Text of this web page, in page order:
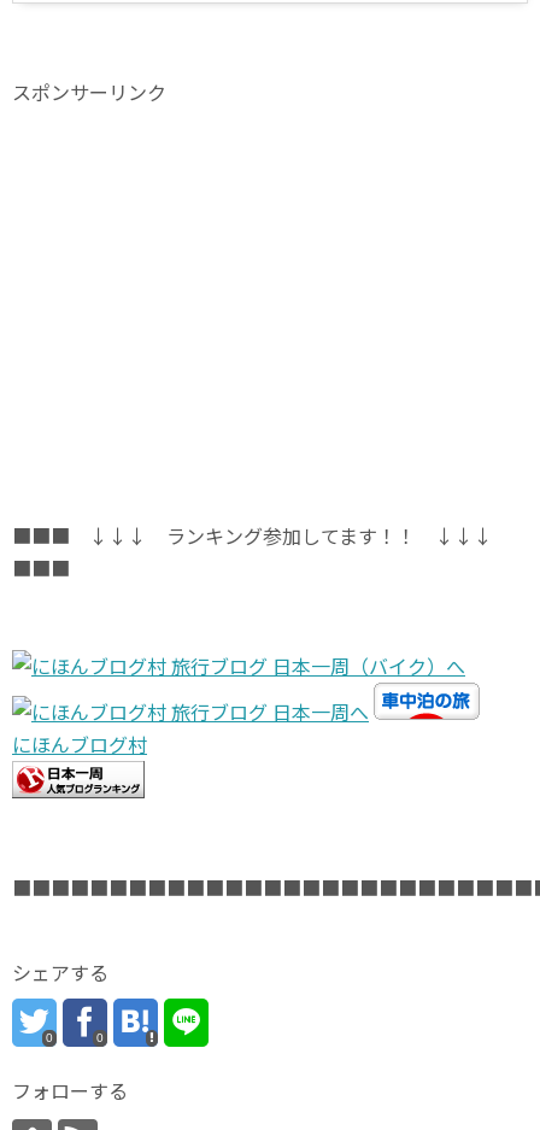
スポンサーリンク
■■■ ↓↓↓ ランキング参加してます！！ ↓↓↓
■■■
にほんブログ村
シェアする
0 0
フォローする